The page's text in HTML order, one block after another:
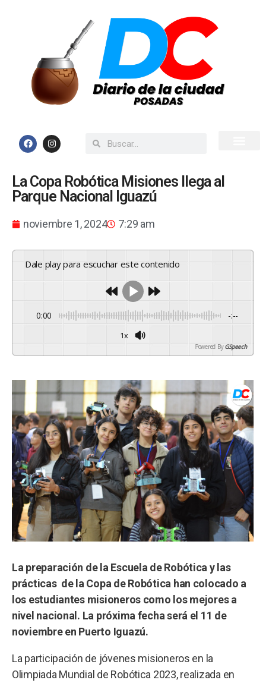
La Copa Robótica Misiones llega al
Parque Nacional Iguazú
noviembre 1, 2024 7:29 am
Dale play para escuchar este contenido
0:00 -:--
1x
Powered By GSpeech
La preparación de la Escuela de Robótica y las
prácticas de la Copa de Robótica han colocado a
los estudiantes misioneros como los mejores a
nivel nacional. La próxima fecha será el 11 de
noviembre en Puerto Iguazú.
La participación de jóvenes misioneros en la
Olimpiada Mundial de Robótica 2023, realizada en